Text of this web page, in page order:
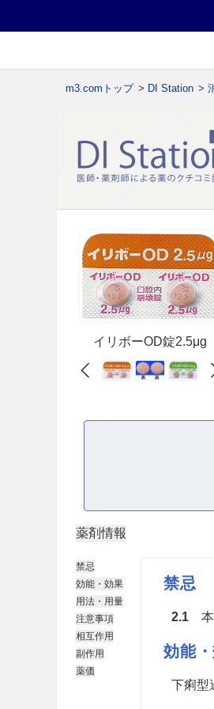
m3.comトップ > DI Station >
イリボーOD錠2.5μg
薬剤情報
禁忌
効能・効果
用法・用量
注意事項
相互作用
副作用
薬価
禁忌
2.1本
効能
下痢型